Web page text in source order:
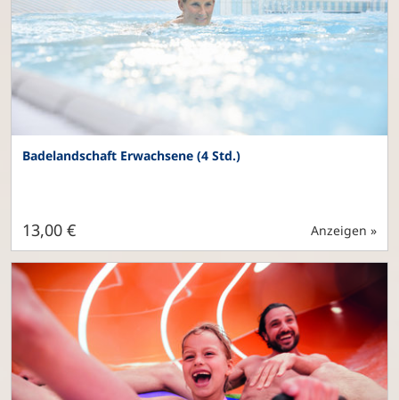
Badelandschaft Erwachsene (4 Std.)
13,00 € Anzeigen »